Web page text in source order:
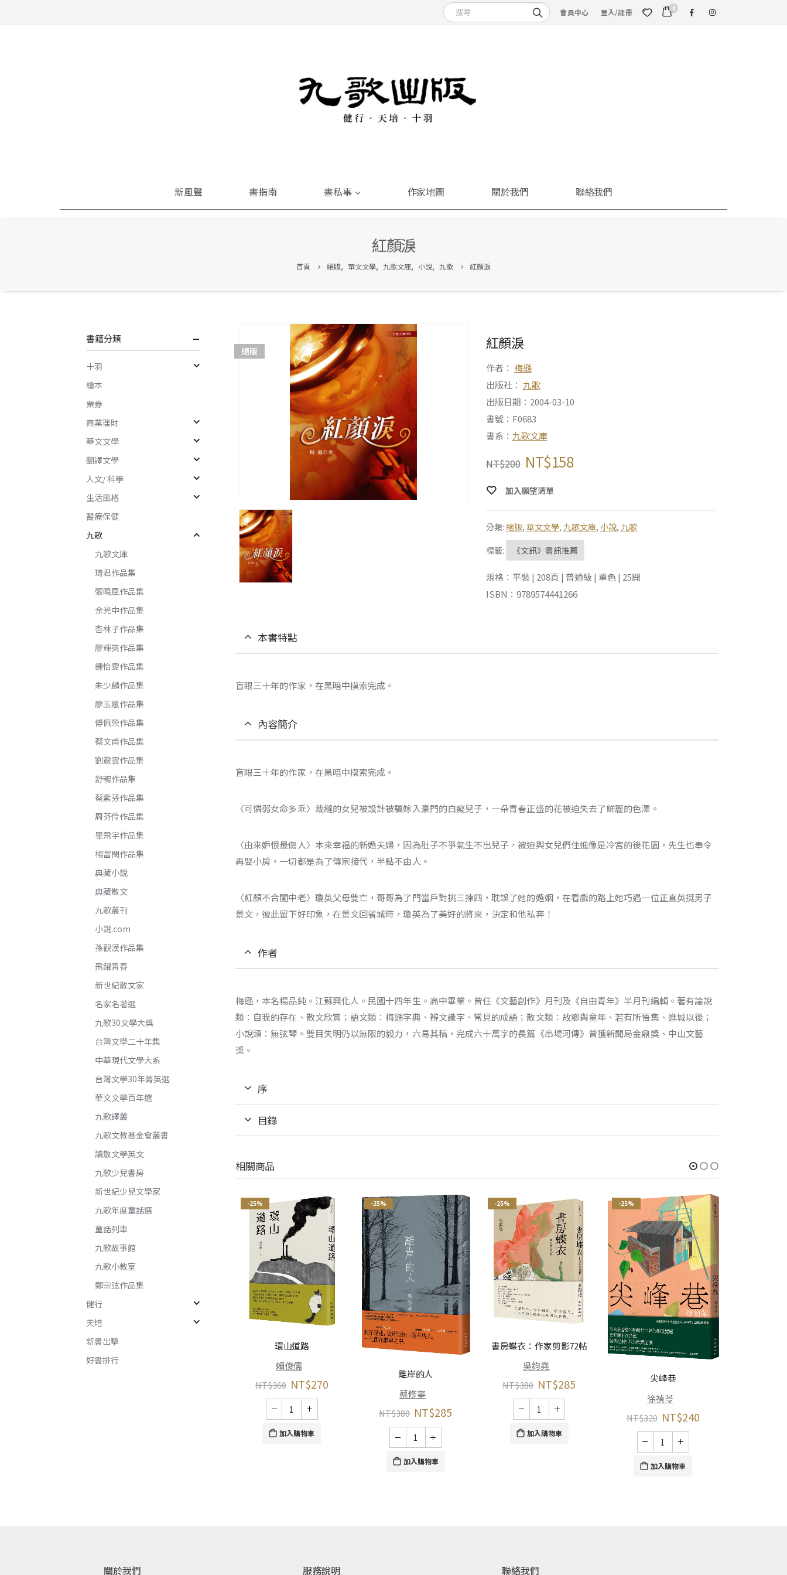
會員中心 登入/註冊 0
新風聲 書指南 書私事 作家地圖 關於我們 聯絡我們
紅顏淚
首頁 絕版, 華文文學, 九歌文庫, 小說, 九歌 紅顏淚
絕版 紅顏淚
作者： 梅遜
出版社： 九歌
出版日期：2004-03-10
書號：F0683
書系： 九歌文庫
NT$200 NT$158
加入願望清單
分類: 絕版, 華文文學, 九歌文庫, 小說, 九歌
標籤:
《文訊》書訊推薦
規格：平裝 | 208頁 | 普通級 | 單色 | 25開
ISBN：9789574441266
本書特點
盲眼三十年的作家，在黑暗中摸索完成。
內容簡介
盲眼三十年的作家，在黑暗中摸索完成。
〈可憐弱女命多乖〉裁縫的女兒被設計被騙嫁入豪門的白癡兒子，一朵青春正盛的花被迫失去了鮮麗的色澤。
〈由來妒恨最傷人〉本來幸福的新婚夫婦，因為肚子不爭氣生不出兒子，被迫與女兒們住進像是冷宮的後花園，先生也奉令
再娶小房，一切都是為了傳宗接代，半點不由人。
〈紅顏不合閨中老〉瓊英父母雙亡，哥哥為了門當戶對挑三揀四，耽誤了她的婚姻，在看戲的路上她巧遇一位正直英挺男子
景文，彼此留下好印象，在景文回省城時，瓊英為了美好的將來，決定和他私奔！
作者
梅遜，本名楊品純。江蘇興化人。民國十四年生。高中畢業。曾任《文藝創作》月刊及《自由青年》半月刊編輯。著有論說
類：自我的存在、散文欣賞；語文類：梅遜字典、辨文識字、常見的成語；散文類：故鄉與童年、若有所悟集、進城以後；
小說類：無弦琴。雙目失明仍以無限的毅力，六易其稿，完成六十萬字的長篇《串場河傳》曾獲新聞局金鼎獎、中山文藝
獎。
序
目錄
相關商品
-25%
環山道路
賴俊儒
NT$360 NT$270
加入購物車
-25%
離岸的人
蔡修寧
NT$380 NT$285
加入購物車
-25%
書房蝶衣：作家剪影72帖
吳鈞堯
NT$380 NT$285
加入購物車
-25%
尖峰巷
徐禎苓
NT$320 NT$240
加入購物車
書籍分類
十羽
繪本
票券
商業理財
華文文學
翻譯文學
人文/ 科學
生活風格
醫療保健
九歌
九歌文庫
琦君作品集
張曉風作品集
余光中作品集
杏林子作品集
廖輝英作品集
鍾怡雯作品集
朱少麟作品集
廖玉蕙作品集
傅佩榮作品集
蔡文甫作品集
劉震雲作品集
舒暢作品集
蔡素芬作品集
周芬伶作品集
畢飛宇作品集
楊富閔作品集
典藏小說
典藏散文
九歌叢刊
小說.com
孫觀漢作品集
飛躍青春
新世紀散文家
名家名著選
九歌30文學大獎
台灣文學二十年集
中華現代文學大系
台灣文學30年菁英選
華文文學百年選
九歌譯叢
九歌文教基金會叢書
讀散文學英文
九歌少兒書房
新世紀少兒文學家
九歌年度童話選
童話列車
九歌故事館
九歌小教室
鄭宗弦作品集
健行
天培
新書出擊
好書排行
關於我們 服務說明 聯絡我們